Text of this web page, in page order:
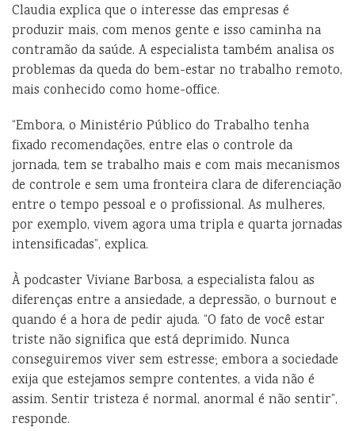
Claudia explica que o interesse das empresas é
produzir mais, com menos gente e isso caminha na
contramão da saúde. A especialista também analisa os
problemas da queda do bem-estar no trabalho remoto,
mais conhecido como home-office.
“Embora, o Ministério Público do Trabalho tenha
fixado recomendações, entre elas o controle da
jornada, tem se trabalho mais e com mais mecanismos
de controle e sem uma fronteira clara de diferenciação
entre o tempo pessoal e o profissional. As mulheres,
por exemplo, vivem agora uma tripla e quarta jornadas
intensificadas”, explica.
À podcaster Viviane Barbosa, a especialista falou as
diferenças entre a ansiedade, a depressão, o burnout e
quando é a hora de pedir ajuda. “O fato de você estar
triste não significa que está deprimido. Nunca
conseguiremos viver sem estresse; embora a sociedade
exija que estejamos sempre contentes, a vida não é
assim. Sentir tristeza é normal, anormal é não sentir”,
responde.